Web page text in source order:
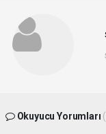
Okuyucu Yorumları